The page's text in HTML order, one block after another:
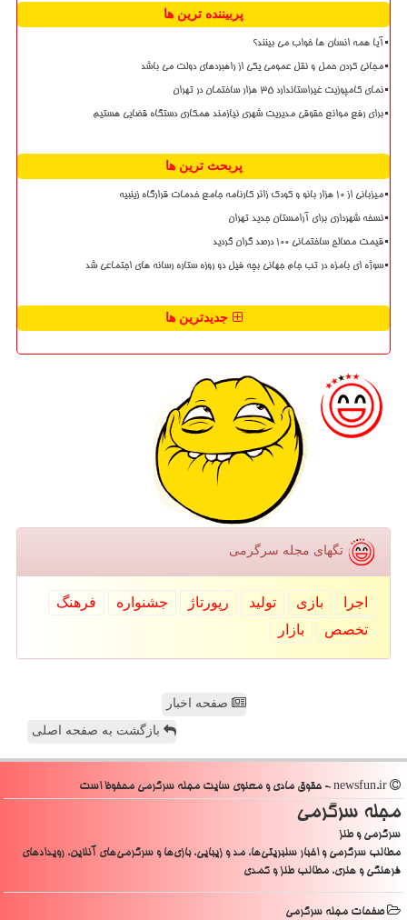
پربیننده ترین ها
آیا همه انسان ها خواب می بینند؟
مجانی کردن حمل و نقل عمومی یکی از راهبردهای دولت می باشد
نمای کامپوزیت غیراستاندارد ۳۵ هزار ساختمان در تهران
برای رفع موانع حقوقی مدیریت شهری نیازمند همکاری دستگاه قضایی هستیم
پربحث ترین ها
میزبانی از ۱۰ هزار بانو و کودک زائر کارنامه جامع خدمات قرارگاه زینبیه
نسخه شهرداری برای آرامستان جدید تهران
قیمت مصالح ساختمانی ۱۰۰ درصد گران گردید
سوژه ای بامزه در تب جام جهانی بچه فیل دو روزه ستاره رسانه های اجتماعی شد
جدیدترین ها
تگهای مجله سرگرمی
اجرا بازی تولید رپورتاژ جشنواره
فرهنگ
تخصص
بازار
صفحه اخبار
بازگشت به صفحه اصلی
مجله سرگرمی
سرگرمی و طنز
مطالب سرگرمی و اخبار سلبریتی‌ها، مد و زیبایی، بازی‌ها و سرگرمی‌های آنلاین، رویدادهای
فرهنگی و هنری، مطالب طنز و کمدی
صفحات مجله سرگرمی